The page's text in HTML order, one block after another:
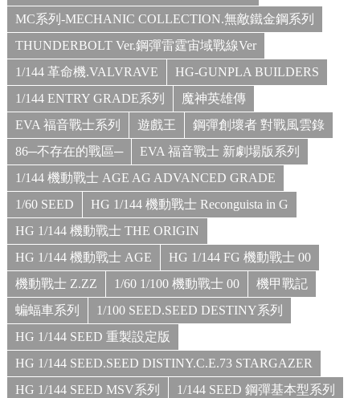
MC系列-MECHANIC COLLECTION.無敵鐵金鋼系列
THUNDERBOLT Ver.鋼彈雷霆宙域戰線Ver
1/144 革命機.VALVRAVE
HG-GUNPLA BUILDERS
1/144 ENTRY GRADE系列
魔神英雄傳
EVA 福音戰士系列
遊戲王
鋼彈創壞者 對戰風雲錄
86─不存在的戰區─
EVA 福音戰士 新劇場版系列
1/144 機動戰士 AGE AG ADVANCED GRADE
1/60 SEED
HG 1/144 機動戰士 Reconguista in G
HG 1/144 機動戰士 THE ORIGIN
HG 1/144 機動戰士 AGE
HG 1/144 FG 機動戰士 00
機動戰士 Z.ZZ
1/60 1/100 機動戰士 00
機甲戰記
蝙蝠車系列
1/100 SEED.SEED DESTINY系列
HG 1/144 SEED 重製設定版
HG 1/144 SEED.SEED DISTINY.C.E.73 STARGAZER
HG 1/144 SEED MSV系列
1/144 SEED 鋼彈基本型系列